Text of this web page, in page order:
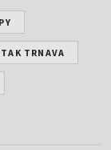
TRNAVA